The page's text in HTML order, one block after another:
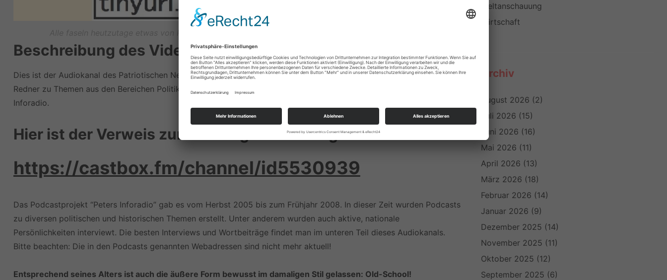
Beschreibung des Videoarchivs
Dies ist der Audiokanal des Patriotischen Netzwerkes. Hier offerieren wir Mitschnitte von Vorträgen verschiedener
Redner zu Themen aus den Bereichen Politik, Gesellschaft, Wirtschaft und Geschichte, außerdem das Beste von Peters
Inforadio.
Hier ist der Verweis zur Nutzung des Vortragsarchivs
https://castbox.fm/channel/id5530939
Das Podcastprojekt “Peters Inforadio” gab es vom Herbst 2005 bis zum Frühjahr 2008. In dieser Zeit wurden Podcasts
zu diversen politischen und historischen Themen erstellt. Unter anderem wurden auch aktive, nationale
Persönlichkeiten interviewt. Die besten Interviews und Wortbeiträge findet man im unteren Teil dieses Audiokanals.
Bitte beachten: Die in den Podcasts genannten Webadressen sind nicht mehr aktuell!
Entsprechend seines Alters ist auch die äußere Form bewusst im damaligen Stil gelassen: Old-School!
Weltanschauung
Wirtschaft
Archiv
August 2026 (2)
Juli 2026 (15)
Juni 2026 (16)
Mai 2026 (11)
April 2026 (13)
März 2026 (18)
Februar 2026 (14)
Januar 2026 (9)
Dezember 2025 (14)
November 2025 (11)
Oktober 2025 (12)
September 2025 (6)